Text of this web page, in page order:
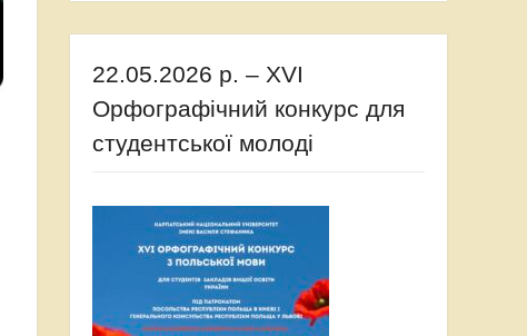
22.05.2026 р. – XVI
Орфографічний конкурс для
студентської молоді